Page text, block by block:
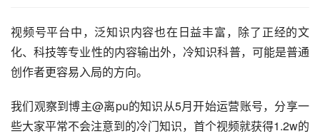
视频号平台中，泛知识内容也在日益丰富，除了正经的文
化、科技等专业性的内容输出外，冷知识科普，可能是普通
创作者更容易入局的方向。
我们观察到博主@离pu的知识从5月开始运营账号，分享一
些大家平常不会注意到的冷门知识，首个视频就获得1.2w的